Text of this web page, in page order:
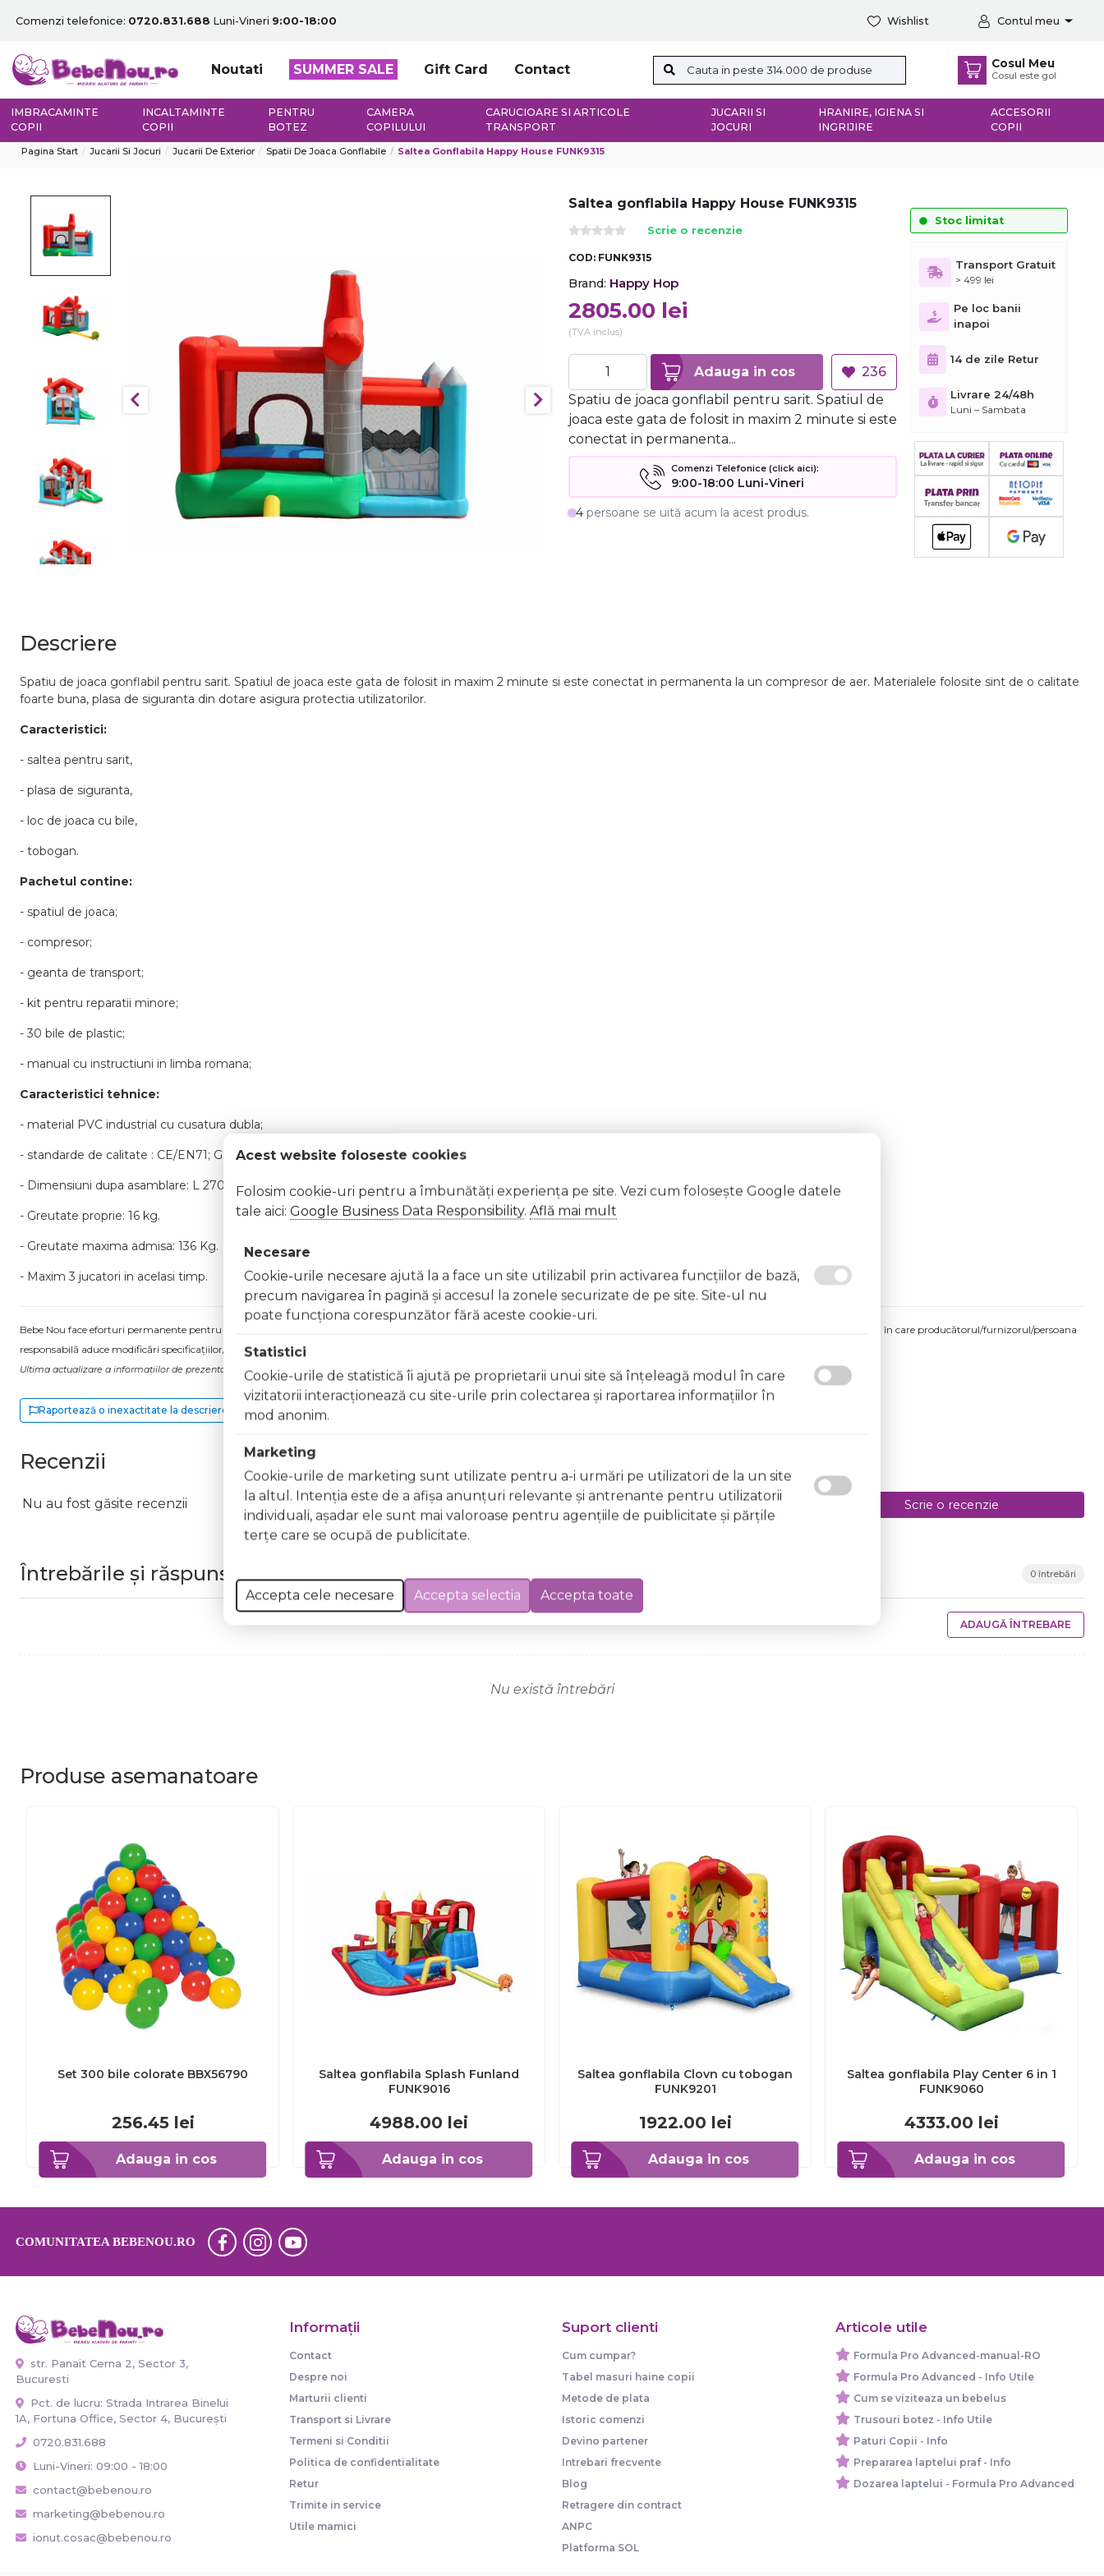
Comenzi telefonice: 0720.831.688 Luni-Vineri 9:00-18:00 Wishlist Contul meu
Noutati SUMMER SALE Gift Card Contact Cosul Meu
Cosul este gol
IMBRACAMINTE
COPII
INCALTAMINTE
COPII
PENTRU
BOTEZ
CAMERA
COPILULUI
CARUCIOARE SI ARTICOLE
TRANSPORT
JUCARII SI
JOCURI
HRANIRE, IGIENA SI
INGRIJIRE
ACCESORII
COPII
Pagina Start Jucarii Si Jocuri Jucarii De Exterior Spatii De Joaca Gonflabile Saltea Gonflabila Happy House FUNK9315
Saltea gonflabila Happy House FUNK9315
Scrie o recenzie
COD: FUNK9315
Brand: Happy Hop
2805.00 lei
(TVA inclus)
Adauga in cos
236
Spatiu de joaca gonflabil pentru sarit. Spatiul de
joaca este gata de folosit in maxim 2 minute si este
conectat in permanenta...
Comenzi Telefonice (click aici):
9:00-18:00 Luni-Vineri
4 persoane se uită acum la acest produs.
Stoc limitat
Transport Gratuit
> 499 lei
Pe loc banii
inapoi
14 de zile Retur
Livrare 24/48h
Luni – Sambata
Descriere
Spatiu de joaca gonflabil pentru sarit. Spatiul de joaca este gata de folosit in maxim 2 minute si este conectat in permanenta la un compresor de aer. Materialele folosite sint de o calitate
foarte buna, plasa de siguranta din dotare asigura protectia utilizatorilor.
Caracteristici:
- saltea pentru sarit,
- plasa de siguranta,
- loc de joaca cu bile,
- tobogan.
Pachetul contine:
- spatiul de joaca;
- compresor;
- geanta de transport;
- kit pentru reparatii minore;
- 30 bile de plastic;
- manual cu instructiuni in limba romana;
Caracteristici tehnice:
- material PVC industrial cu cusatura dubla;
- standarde de calitate : CE/EN71; GS; EMC/BS/SAA; 00.3/16CFR1505; UL; ASTM.
- Dimensiuni dupa asamblare: L 270 x l 250 x H 220 cm.
- Greutate proprie: 16 kg.
- Greutate maxima admisa: 136 Kg.
- Maxim 3 jucatori in acelasi timp.
Bebe Nou face eforturi permanente pentru a păstra informațiile actualizate. Excepții pentru care informațiile prezentate pot fi diferite față de cele ale produsului comandat pot fi acelea în care producătorul/furnizorul/persoana
responsabilă aduce modificări specificațiilor/etichetei acestuia, fără a ne informa în prealabil. În cazul apariției unor diferențe, prevalează informația de pe etichetele produsului fizic.
Ultima actualizare a informațiilor de prezentare pentru Saltea gonflabila Happy House FUNK9315 a fost efectuată la data de 08.08.2026
Raportează o inexactitate la descriere
Recenzii
Nu au fost găsite recenzii Scrie o recenzie
Întrebările și răspunsurile clienților 0 întrebări
ADAUGĂ ÎNTREBARE
Nu există întrebări
Produse asemanatoare
Adauga in cos
Set 300 bile colorate BBX56790
256.45 lei
Adauga in cos
Saltea gonflabila Splash Funland
FUNK9016
4988.00 lei
Adauga in cos
Saltea gonflabila Clovn cu tobogan
FUNK9201
1922.00 lei
Adauga in cos
Saltea gonflabila Play Center 6 in 1
FUNK9060
4333.00 lei
COMUNITATEA BEBENOU.RO
str. Panait Cerna 2, Sector 3,
Bucuresti
Pct. de lucru: Strada Intrarea Binelui
1A, Fortuna Office, Sector 4, București
0720.831.688
Luni-Vineri: 09:00 - 18:00
contact@bebenou.ro
marketing@bebenou.ro
ionut.cosac@bebenou.ro
Informaţii
Contact
Despre noi
Marturii clienti
Transport si Livrare
Termeni si Conditii
Politica de confidentialitate
Retur
Trimite in service
Utile mamici
Suport clienti
Cum cumpar?
Tabel masuri haine copii
Metode de plata
Istoric comenzi
Devino partener
Intrebari frecvente
Blog
Retragere din contract
ANPC
Platforma SOL
Articole utile
Formula Pro Advanced-manual-RO
Formula Pro Advanced - Info Utile
Cum se viziteaza un bebelus
Trusouri botez - Info Utile
Paturi Copii - Info
Prepararea laptelui praf - Info
Dozarea laptelui - Formula Pro Advanced
Acest website foloseste cookies
Folosim cookie-uri pentru a îmbunătăți experiența pe site. Vezi cum folosește Google datele
tale aici: Google Business Data Responsibility. Află mai mult
Necesare
Cookie-urile necesare ajută la a face un site utilizabil prin activarea funcţiilor de bază,
precum navigarea în pagină şi accesul la zonele securizate de pe site. Site-ul nu
poate funcţiona corespunzător fără aceste cookie-uri.
Statistici
Cookie-urile de statistică îi ajută pe proprietarii unui site să înţeleagă modul în care
vizitatorii interacţionează cu site-urile prin colectarea şi raportarea informaţiilor în
mod anonim.
Marketing
Cookie-urile de marketing sunt utilizate pentru a-i urmări pe utilizatori de la un site
la altul. Intenţia este de a afişa anunţuri relevante şi antrenante pentru utilizatorii
individuali, aşadar ele sunt mai valoroase pentru agenţiile de puiblicitate şi părţile
terţe care se ocupă de publicitate.
Accepta cele necesare Accepta selectia Accepta toate